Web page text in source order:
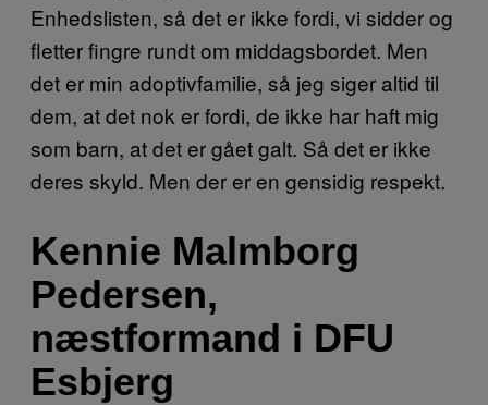
Enhedslisten, så det er ikke fordi, vi sidder og
fletter fingre rundt om middagsbordet. Men
det er min adoptivfamilie, så jeg siger altid til
dem, at det nok er fordi, de ikke har haft mig
som barn, at det er gået galt. Så det er ikke
deres skyld. Men der er en gensidig respekt.
Kennie Malmborg
Pedersen,
næstformand i DFU
Esbjerg